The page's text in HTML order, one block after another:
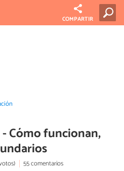
COMPARTIR
Cómo funcionan,
55 comentarios